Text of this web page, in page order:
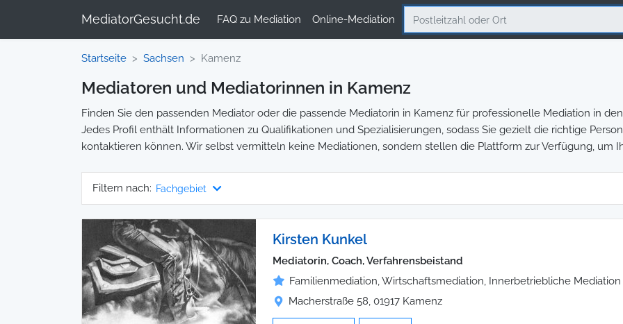
MediatorGesucht.de FAQ zu Mediation Online-Mediation
Startseite Sachsen Kamenz
Mediatoren und Mediatorinnen in Kamenz
Finden Sie den passenden Mediator oder die passende Mediatorin in Kamenz für professionelle Mediation in
Jedes Profil enthält Informationen zu Qualifikationen und Spezialisierungen, sodass Sie gezielt die richtige
kontaktieren können. Wir selbst vermitteln keine Mediationen, sondern stellen die Plattform zur Verfügung, um
Filtern nach: Fachgebiet
Kirsten Kunkel
Mediatorin, Coach, Verfahrensbeistand
Familienmediation, Wirtschaftsmediation, Innerbetriebliche Mediation
Macherstraße 58, 01917 Kamenz